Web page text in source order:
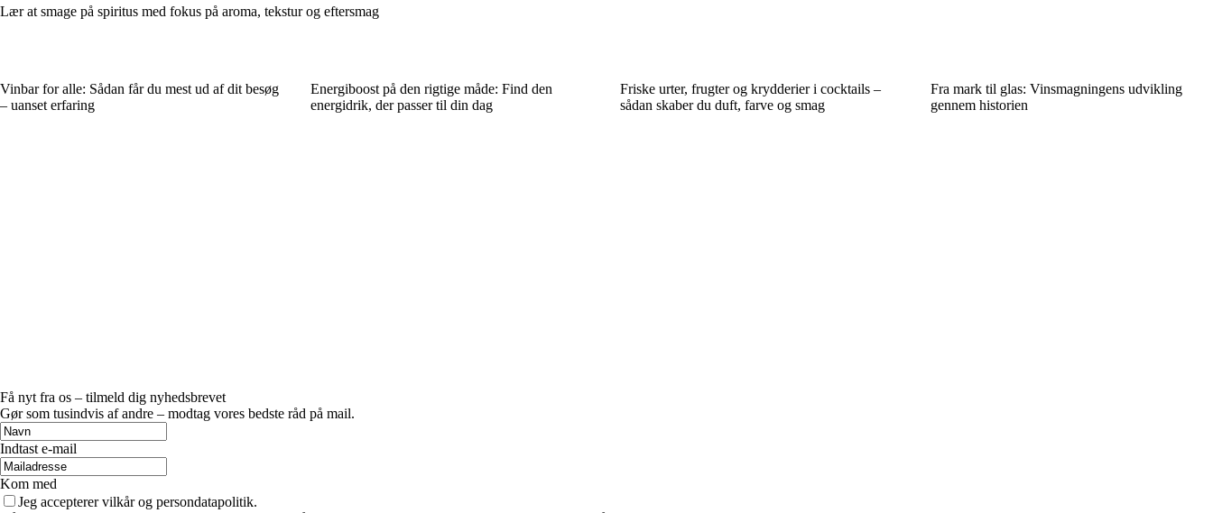
Lær at smage på spiritus med fokus på aroma, tekstur og eftersmag
Vinbar for alle: Sådan får du mest ud af dit besøg
– uanset erfaring
Energiboost på den rigtige måde: Find den
energidrik, der passer til din dag
Friske urter, frugter og krydderier i cocktails –
sådan skaber du duft, farve og smag
Fra mark til glas: Vinsmagningens udvikling
gennem historien
Få nyt fra os – tilmeld dig nyhedsbrevet
Gør som tusindvis af andre – modtag vores bedste råd på mail.
Indtast e-mail
Kom med
Jeg accepterer vilkår og persondatapolitik.